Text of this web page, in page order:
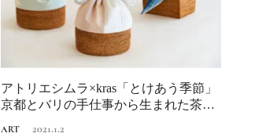
アトリエシムラ×kras「とけあう季節」
京都とバリの手仕事から生まれた茶
ART 2021.1.2